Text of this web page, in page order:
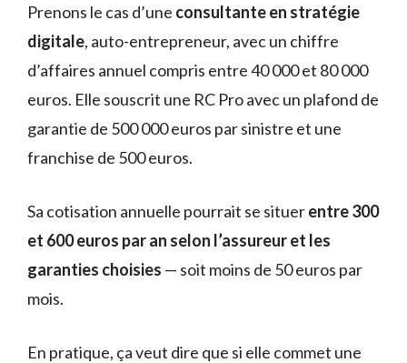
Prenons le cas d’une consultante en stratégie
digitale, auto-entrepreneur, avec un chiffre
d’affaires annuel compris entre 40 000 et 80 000
euros. Elle souscrit une RC Pro avec un plafond de
garantie de 500 000 euros par sinistre et une
franchise de 500 euros.
Sa cotisation annuelle pourrait se situerentre 300
et 600 euros par an selon l’assureur et les
garanties choisies — soit moins de 50 euros par
mois.
En pratique, ça veut dire que si elle commet une